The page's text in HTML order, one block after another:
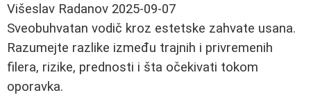
Višeslav Radanov 2025-09-07
Sveobuhvatan vodič kroz estetske zahvate usana.
Razumejte razlike između trajnih i privremenih
filera, rizike, prednosti i šta očekivati tokom
oporavka.